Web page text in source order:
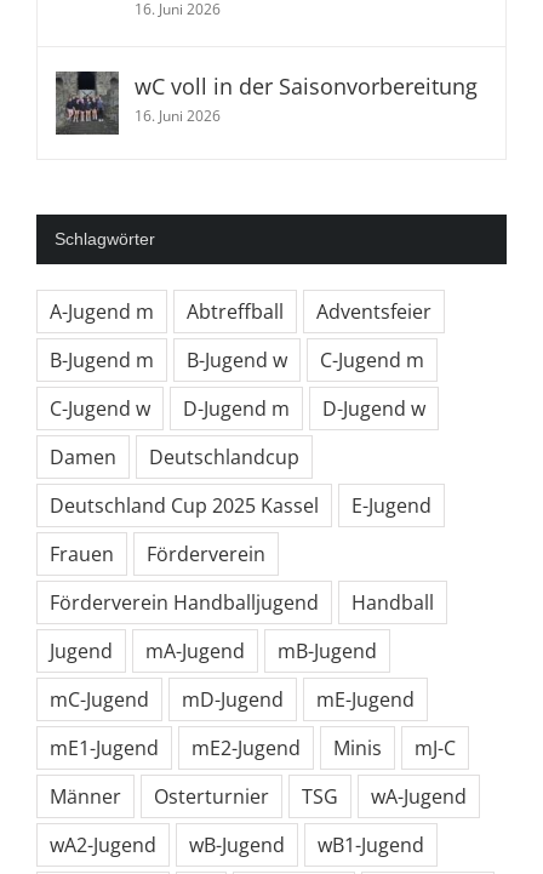
16. Juni 2026
wC voll in der Saisonvorbereitung
16. Juni 2026
Schlagwörter
A-Jugend m Abtreffball
Adventsfeier
B-Jugend m
B-Jugend w
C-Jugend m
C-Jugend w
D-Jugend m
D-Jugend w
Damen
Deutschlandcup
Deutschland Cup 2025 Kassel
E-Jugend
Frauen
Förderverein
Förderverein Handballjugend
Handball
Jugend
mA-Jugend
mB-Jugend
mC-Jugend
mD-Jugend
mE-Jugend
mE1-Jugend
mE2-Jugend Minis
mJ-C
Männer
Osterturnier TSG
wA-Jugend
wA2-Jugend
wB-Jugend
wB1-Jugend